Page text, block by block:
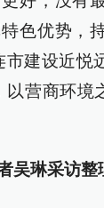
色优势，
市建设近悦
以营商环境
吴琳采访整